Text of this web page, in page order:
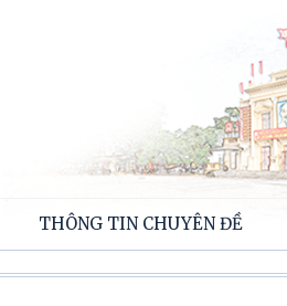
THÔNG TIN CHUYÊN ĐỀ